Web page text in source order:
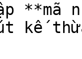
**mã
kế